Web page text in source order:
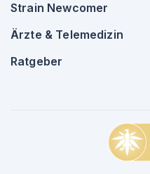
Strain Newcomer
Ärzte & Telemedizin
Ratgeber